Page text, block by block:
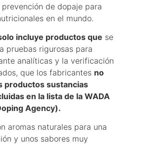
de dopaje para
en el mundo.
incluye productos que se
pruebas rigurosas para
analíticas y la verificación
que los fabricantes no
productos sustancias
en la lista de la WADA
Agency).
aromas naturales para una
y unos sabores muy